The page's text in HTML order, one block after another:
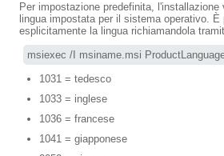
Per impostazione predefinita, l'installazione
lingua impostata per il sistema operativo.
esplicitamente la lingua richiamandola
msiexec /I msiname.msi
1031 = tedesco
1033 = inglese
1036 = francese
1041 = giapponese